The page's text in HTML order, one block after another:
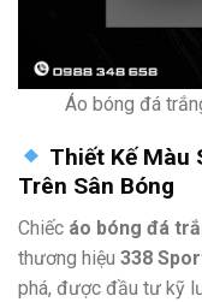
Áo bóng đá
Thiết Kế Màu
Trên Sân Bóng
Chiếc áo bóng đá
thương hiệu 338
phá, được đầu tư kỹ